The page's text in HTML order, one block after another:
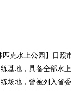
克水上公园】日
基地，具备全部水
场地，曾被列入省